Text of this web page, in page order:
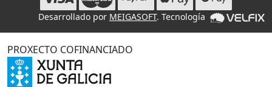
Desarrollado por MEIGASOFT. Tecnología
PROXECTO COFINANCIADO